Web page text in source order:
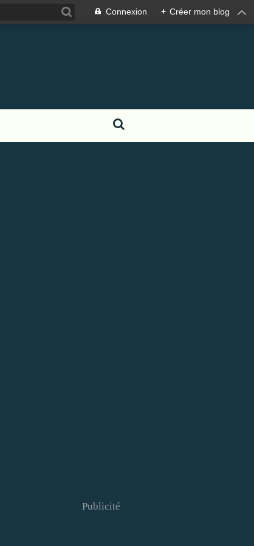
Connexion + Créer mon blog
Publicité